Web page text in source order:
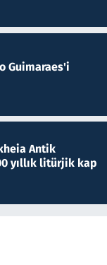
Guimaraes'i
Antik
yıllık litürjik kap